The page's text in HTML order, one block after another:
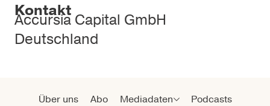
Kontakt
Accursia Capital GmbH
Deutschland
Über uns Abo Mediadaten Podcasts